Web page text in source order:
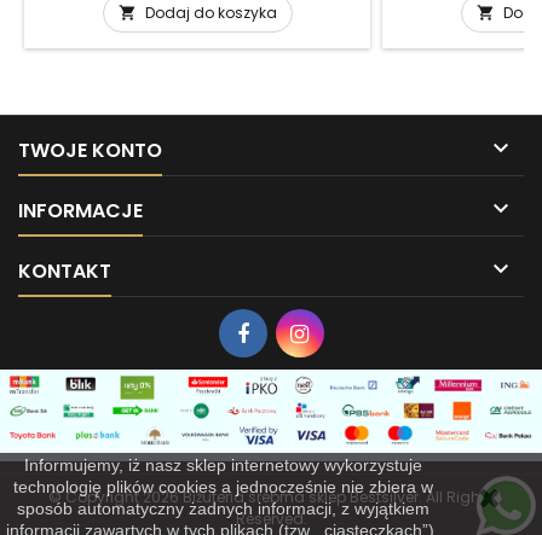
Informujemy, iż nasz sklep internetowy wykorzystuje
technologię plików cookies a jednocześnie nie zbiera w
sposób automatyczny żadnych informacji, z wyjątkiem
informacji zawartych w tych plikach (tzw. „ciasteczkach”).
 Dodaj do koszyka 
TWOJE KONTO 
INFORMACJE 
KONTAKT 
© Copyright 2026 Biżuteria srebrna sklep Bestsilver. All Rights
Reserved.